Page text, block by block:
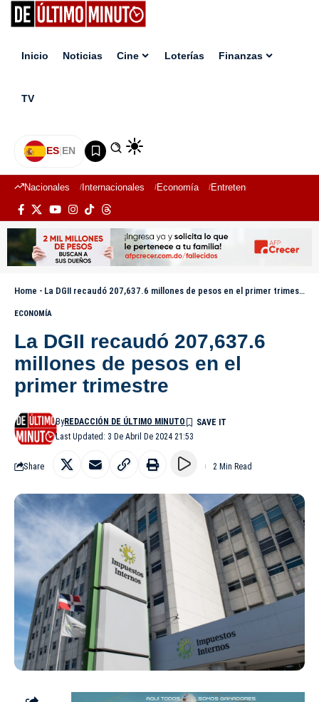
Inicio Noticias Cine Loterías Finanzas
TV
ES|EN
Nacionales Internacionales Economía Entretenimiento
Home - La DGII recaudó 207,637.6 millones de pesos en el primer trimestre
ECONOMÍA
La DGII recaudó 207,637.6
millones de pesos en el
primer trimestre
Last Updated: 3 De Abril De 2024 21:53
ByREDACCIÓN DE ÚLTIMO MINUTO
Share 2 Min Read